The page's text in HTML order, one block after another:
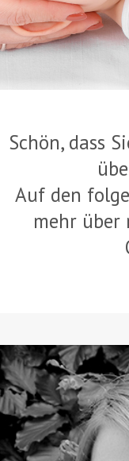
Schön, dass
Auf den
mehr über